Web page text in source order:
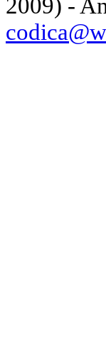
2009) -